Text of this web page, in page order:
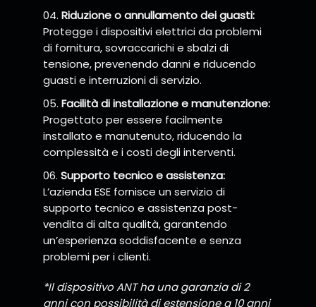
Riduzione o annullamento dei guasti:
Protegge i dispositivi elettrici da problemi
di fornitura, sovraccarichi e sbalzi di
tensione, prevenendo danni e riducendo
guasti e interruzioni di servizio.
Facilità di installazione e manutenzione:
Progettato per essere facilmente
installato e manutenuto, riducendo la
complessità e i costi degli interventi.
Supporto tecnico e assistenza:
L’azienda ESE fornisce un servizio di
supporto tecnico e assistenza post-
vendita di alta qualità, garantendo
un’esperienza soddisfacente e senza
problemi per i clienti.
*Il dispositivo ANT ha una garanzia di 2
anni con possibilità di estensione a 10 anni